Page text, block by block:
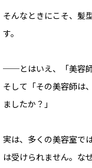
そんなときにこそ、髪
す。
──とはいえ、「美容師
そして「その美容師は
ましたか？」
実は、多くの美容室で
は受けられません。な